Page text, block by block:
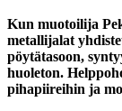
Kun muotoilija
metallijalat
pöytätasoon,
huoleton.
pihapiireihin ja